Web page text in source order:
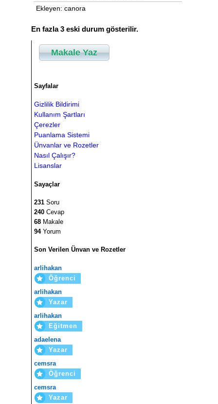
Ekleyen: canora
En fazla 3 eski durum gösterilir.
Makale Yaz
Sayfalar
Gizlilik Bildirimi
Kullanım Şartları
Çerezler
Puanlama Sistemi
Ünvanlar ve Rozetler
Nasıl Çalışır?
Lisanslar
Sayaçlar
231 Soru
240 Cevap
68 Makale
94Yorum
Son Verilen Ünvan ve Rozetler
arlihakan
Öğrenci
arlihakan
Yazar
arlihakan
Eğitmen
adaelena
Yazar
cemsra
Öğrenci
cemsra
Yazar